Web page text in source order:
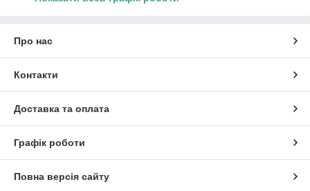
Про нас
Контакти
Доставка та оплата
Графік роботи
Повна версія сайту